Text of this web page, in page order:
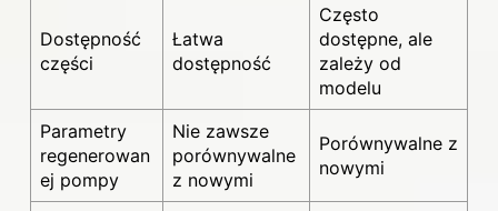
Dostępność
części
Łatwa
dostępność
Często
dostępne, ale
zależy od
modelu
Parametry
regenerowan
ej pompy
Nie zawsze
porównywalne
z nowymi
Porównywalne z
nowymi